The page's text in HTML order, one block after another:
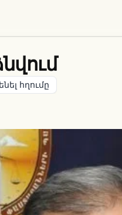
հղումը